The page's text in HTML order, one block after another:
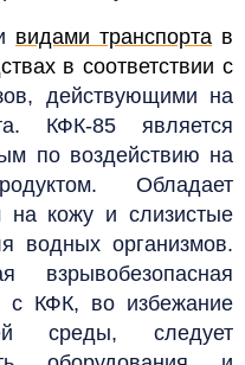
видами транспорта в
в соответствии с
действующими на
КФК-85 является
по воздействию на
Обладает
на кожу и слизистые
водных организмов.
взрывобезопасная
с КФК, во избежание
среды, следует